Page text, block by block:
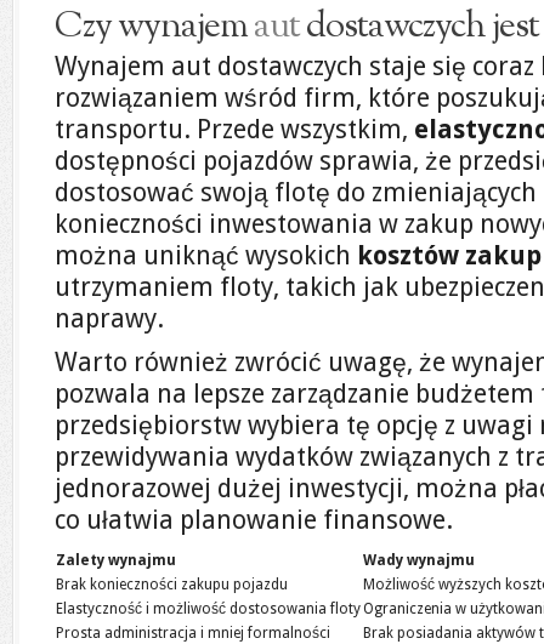
Czy wynajemautdostawczych
Wynajem aut dostawczych staje się
rozwiązaniem wśród firm, które
transportu. Przede wszystkim,
dostępności pojazdów sprawia, że
dostosować swoją flotę do zmieniających
konieczności inwestowania w zakup
można uniknąć wysokich kosztów
utrzymaniem floty, takich jak
naprawy.
Warto również zwrócić uwagę, że
pozwala na lepsze zarządzanie
przedsiębiorstw wybiera tę opcję z
przewidywania wydatków związanych z
jednorazowej dużej inwestycji, można
co ułatwia planowanie finansowe.
Zalety wynajmu
Wady wynajmu
Brak konieczności zakupu pojazdu
Możliwość wyższych
Elastyczność i możliwość dostosowania flotyOgraniczenia w
Prosta administracja i mniej formalności
Brak posiadania aktywów